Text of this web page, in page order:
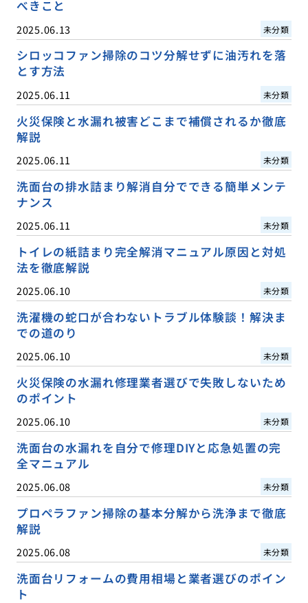
べきこと
2025.06.13 未分類
シロッコファン掃除のコツ分解せずに油汚れを落
とす方法
2025.06.11 未分類
火災保険と水漏れ被害どこまで補償されるか徹底
解説
2025.06.11 未分類
洗面台の排水詰まり解消自分でできる簡単メンテ
ナンス
2025.06.11 未分類
トイレの紙詰まり完全解消マニュアル原因と対処
法を徹底解説
2025.06.10 未分類
洗濯機の蛇口が合わないトラブル体験談！解決ま
での道のり
2025.06.10 未分類
火災保険の水漏れ修理業者選びで失敗しないため
のポイント
2025.06.10 未分類
洗面台の水漏れを自分で修理DIYと応急処置の完
全マニュアル
2025.06.08 未分類
プロペラファン掃除の基本分解から洗浄まで徹底
解説
2025.06.08 未分類
洗面台リフォームの費用相場と業者選びのポイン
ト